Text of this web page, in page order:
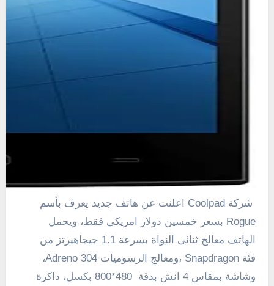
شركة Coolpad اعلنت عن هاتف جديد يعرف بأسم
Rogue بسعر خمسين دولار امريكى فقط، ويحمل
الهاتف معالج ثنائى النواة بسرعة 1.1 جيجاهيرتز من
فئة Snapdragon ،ومعالج الرسوميات Adreno 304،
وشاشة بمقاس 4 انش بدقة 480*800 بكسل، ذاكرة